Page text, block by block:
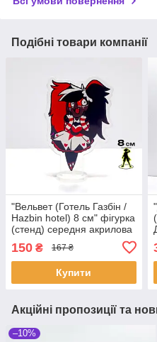
Подібні товари компанії
"Вельвет (Готель Газбін /
Hazbin hotel) 8 см" фігурка
(стенд) середня акрилова
150 ₴ 167 ₴
Купити
Акційні пропозиції та
–10%